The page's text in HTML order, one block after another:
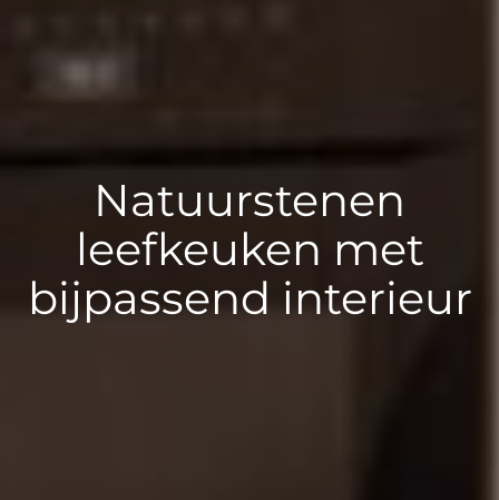
Natuurstenen
leefkeuken met
bijpassend interieur